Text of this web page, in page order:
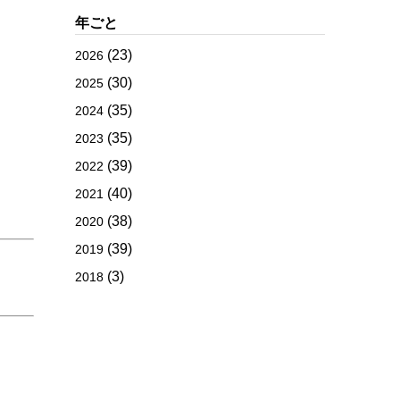
年ごと
2026 (23)
2025 (30)
2024 (35)
2023 (35)
2022 (39)
2021 (40)
2020 (38)
2019 (39)
2018 (3)